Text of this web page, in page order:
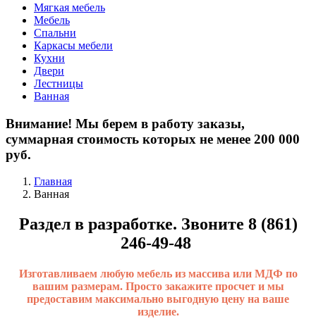
Мягкая мебель
Мебель
Спальни
Каркасы мебели
Кухни
Двери
Лестницы
Ванная
Внимание! Мы берем в работу заказы,
суммарная стоимость которых не менее 200 000
руб.
Главная
Ванная
Раздел в разработке. Звоните 8 (861)
246-49-48
Изготавливаем любую мебель из массива или МДФ по
вашим размерам. Просто закажите просчет и мы
предоставим максимально выгодную цену на ваше
изделие.